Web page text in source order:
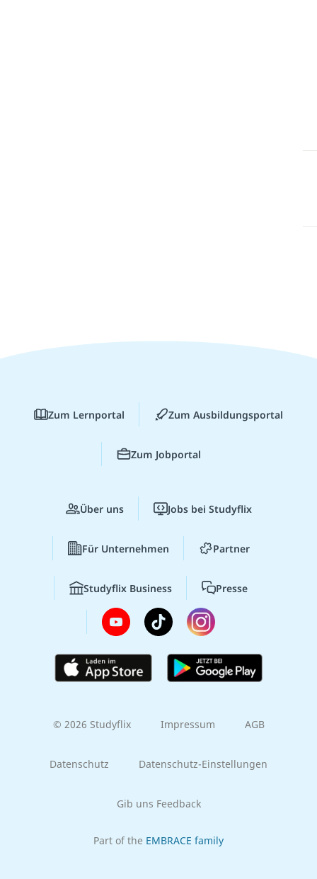
Zum Lernportal Zum Ausbildungsportal
Zum Jobportal
Über uns Jobs bei Studyflix
Für Unternehmen Partner
Studyflix Business Presse
© 2026 Studyflix Impressum AGB
Datenschutz Datenschutz-Einstellungen
Gib uns Feedback
Part of the EMBRACE family